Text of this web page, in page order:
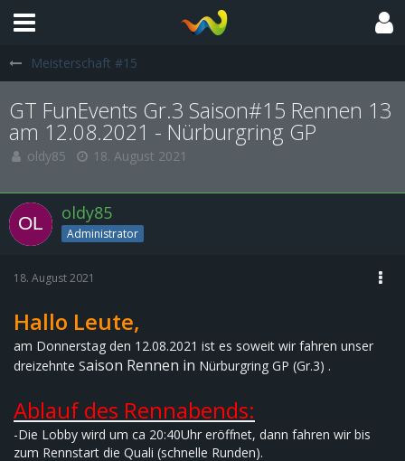
Meisterschaft #15
GT FunEvents Gr.3 Saison#15 Rennen 13
am 12.08.2021 - Nürburgring GP
oldy85 18. August 2021
oldy85
Administrator
18. August 2021
Hallo Leute,
am Donnerstag den 12.08.2021 ist es soweit wir fahren unser
dreizehnte Saison Rennen in Nürburgring GP (Gr.3) .
Ablauf des Rennabends:
-Die Lobby wird um ca 20:40Uhr eröffnet, dann fahren wir bis
zum Rennstart die Quali (schnelle Runden).